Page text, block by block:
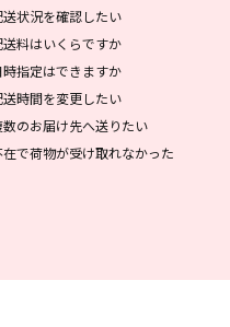
送状況を確認したい
送料はいくらですか
時指定はできますか
送時間を変更したい
数のお届け先へ送りたい
在で荷物が受け取れなかった